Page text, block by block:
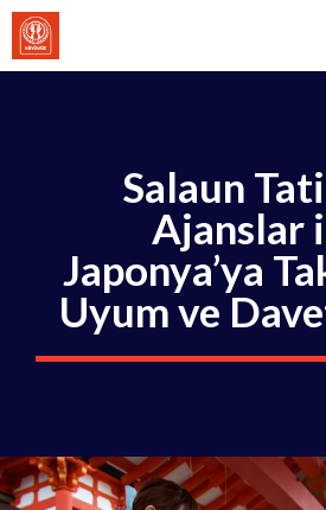
İçeriğe
atla
Salaun
Ajanslar
Japonya’ya
Uyum ve